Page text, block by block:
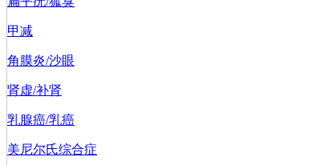
甲减
角膜炎/沙眼
肾虚/补肾
乳腺癌/乳癌
美尼尔氏综合症